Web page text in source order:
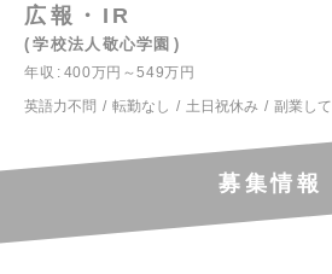
広報・IR
学校法人敬心学園
年収
400万円～549万円
英語力不問
転勤なし 土日祝休み 副業し
募集情報